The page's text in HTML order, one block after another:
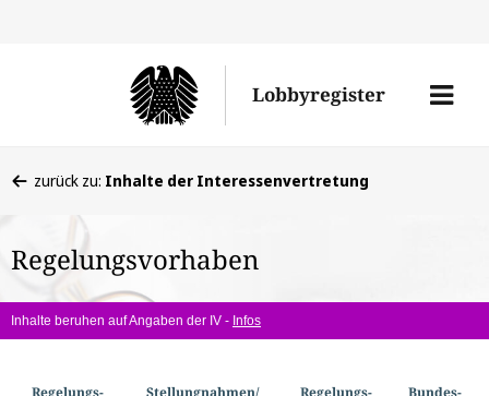
den
Lobbyregister
Menü
befinden
hier:
zurück zu: Inhalte der Interessenvertretung
Regelungsvorhaben
Inhalte beruhen auf Angaben der IV - Infos
Regelungs­
Stellungnahmen/​
Regelungs­
Bundes­